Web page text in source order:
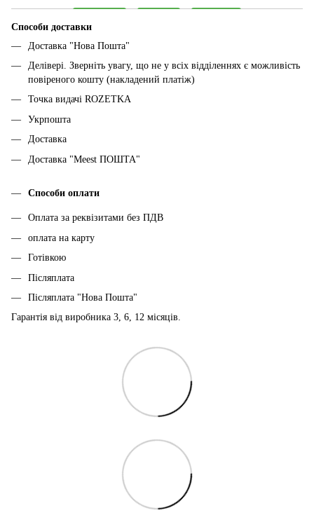
Способи доставки
Доставка "Нова Пошта"
Делівері. Зверніть увагу, що не у всіх відділеннях є можливість
повіреного кошту (накладений платіж)
Точка видачі ROZETKA
Укрпошта
Доставка
Доставка "Meest ПОШТА"
Способи оплати
Оплата за реквізитами без ПДВ
оплата на карту
Готівкою
Післяплата
Післяплата "Нова Пошта"
Гарантія від виробника 3, 6, 12 місяців.